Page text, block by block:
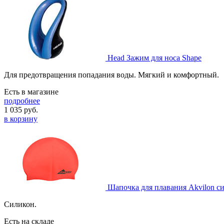
Head Зажим для носа Shape
Для предотвращения попадания воды. Мягкий и комфортный.
Есть в магазине
подробнее
1 035 руб.
в корзину
Шапочка для плавания Akvilon
Силикон.
Есть на складе